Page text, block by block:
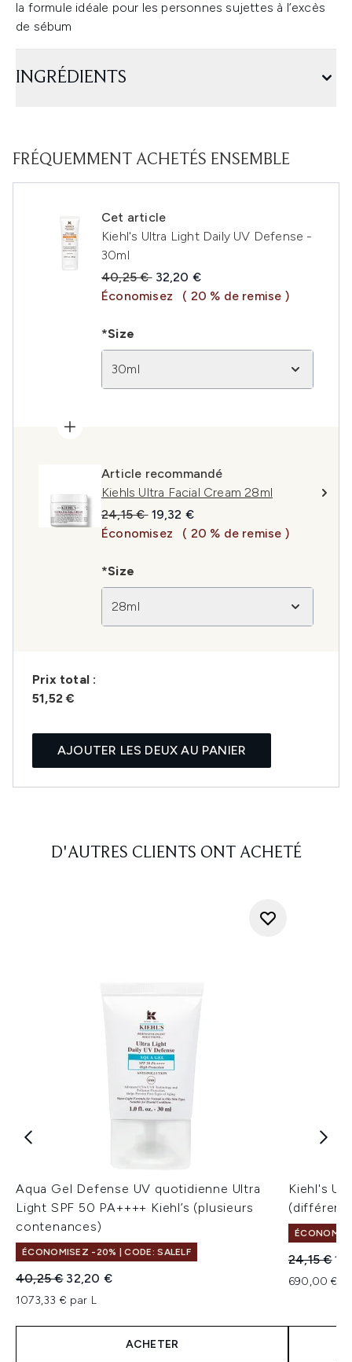
la formule idéale pour les personnes sujettes à l’excès
de sébum
INGRÉDIENTS
FRÉQUEMMENT ACHETÉS ENSEMBLE
Cet article
Kiehl's Ultra Light Daily UV Defense -
30ml
Prix de vente :
40,25 € Prix ​​actuel :
32,20 €
Économisez
( 20 % de remise )
*Size
30ml
Article recommandé
Kiehls Ultra Facial Cream 28ml
Prix de vente :
24,15 € Prix ​​actuel :
19,32 €
Économisez
( 20 % de remise )
*Size
28ml
Prix ​​total :
51,52 €
AJOUTER LES DEUX AU PANIER
D'AUTRES CLIENTS ONT ACHETÉ
Aqua Gel Defense UV quotidienne Ultra
Light SPF 50 PA++++ Kiehl’s (plusieurs
contenances)
ÉCONOMISEZ -20% | CODE: SALELF
Prix de vente :
40,25 € Prix ​​actuel :
32,20 €
1073,33 € par L
ACHETER
Kiehl's
Prix de
24,15 €
690,00 €